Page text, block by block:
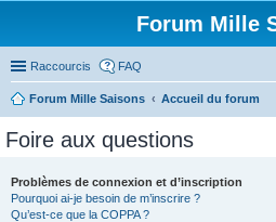
Forum Mille
Raccourcis FAQ
Forum Mille Saisons
Accueil du forum
Foire aux questions
Problèmes de connexion et d’inscription
Pourquoi ai-je besoin de m’inscrire ?
Qu’est-ce que la COPPA ?